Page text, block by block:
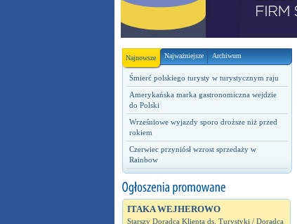
Najnowsze Najważniejsze Archiwum
Śmierć polskiego turysty w turystycznym raju
Amerykańska marka gastronomiczna wejdzie
do Polski
Wrześniowe wyjazdy sporo droższe niż przed
rokiem
Czerwiec przyniósł wzrost sprzedaży w
Rainbow
ITAKA WEJHEROWO
Starszy Doradca Klienta ds. Turystyki / Doradca